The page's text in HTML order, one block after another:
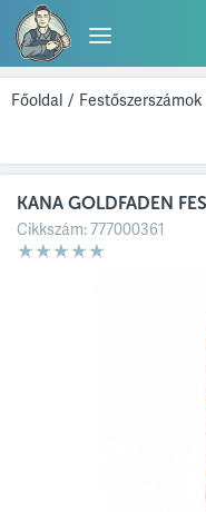
Főoldal / Festőszerszámok
KANA GOLDFADEN
Cikkszám:777000361